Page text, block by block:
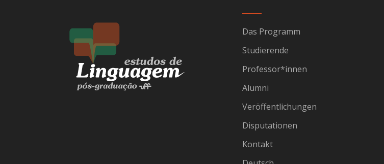
Das Programm
Studierende
Professor*innen
Alumni
Veröffentlichungen
Disputationen
Kontakt